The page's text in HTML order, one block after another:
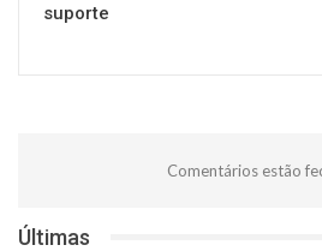
suporte
Comentários estão
Últimas